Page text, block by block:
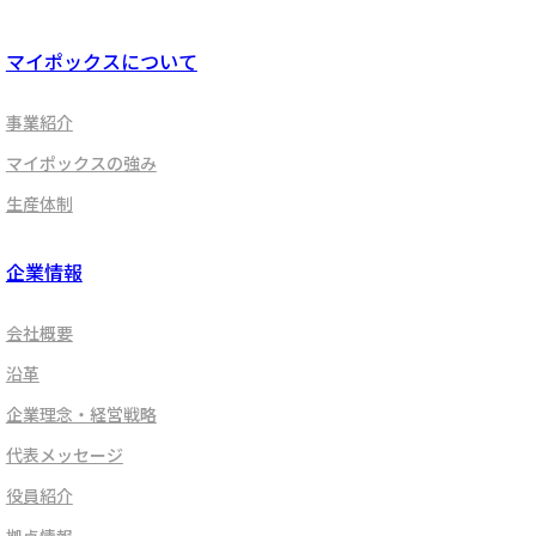
マイポックスについて
事業紹介
マイポックスの強み
生産体制
企業情報
会社概要
沿革
企業理念・経営戦略
代表メッセージ
役員紹介